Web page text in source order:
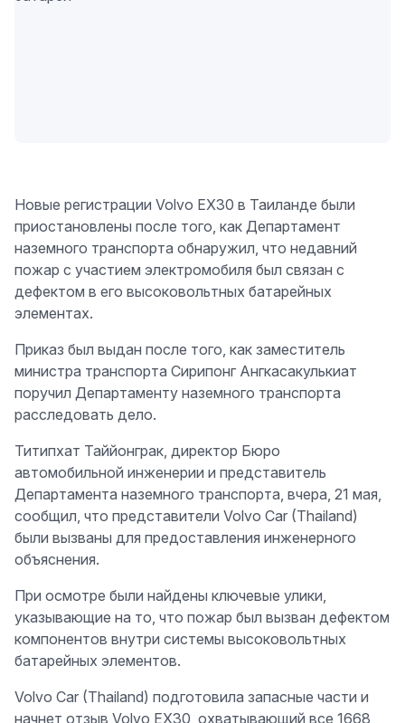
Новые регистрации Volvo EX30 в Таиланде были
приостановлены после того, как Департамент
наземного транспорта обнаружил, что недавний
пожар с участием электромобиля был связан с
дефектом в его высоковольтных батарейных
элементах.
Приказ был выдан после того, как заместитель
министра транспорта Сирипонг Ангкасакулькиат
поручил Департаменту наземного транспорта
расследовать дело.
Титипхат Таййонграк, директор Бюро
автомобильной инженерии и представитель
Департамента наземного транспорта, вчера, 21 мая,
сообщил, что представители Volvo Car (Thailand)
были вызваны для предоставления инженерного
объяснения.
При осмотре были найдены ключевые улики,
указывающие на то, что пожар был вызван дефектом
компонентов внутри системы высоковольтных
батарейных элементов.
Volvo Car (Thailand) подготовила запасные части и
начнет отзыв Volvo EX30, охватывающий все 1668